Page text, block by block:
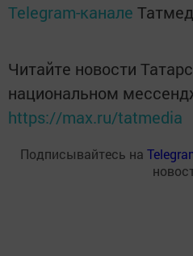
Telegram-канале
Читайте новости
национальном
https://max.ru/tatmedia
Подписывайтесь на